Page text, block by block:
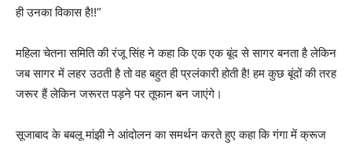
ही उनका विकास है!!”
महिला चेतना समिति की रंजू सिंह ने कहा कि एक एक बूंद से सागर बनता है लेकिन
जब सागर में लहर उठती है तो वह बहुत ही प्रलंकारी होती है! हम कुछ बूंदों की तरह
जरूर हैं लेकिन जरूरत पड़ने पर तूफान बन जाएंगे।
सूजाबाद के बबलू मांझी ने आंदोलन का समर्थन करते हुए कहा कि गंगा में क्रूज